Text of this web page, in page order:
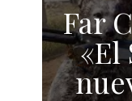
Far
«El